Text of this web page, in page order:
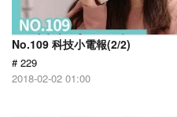
No.109 科技小電報(2/2)
# 229
2018-02-02 01:00